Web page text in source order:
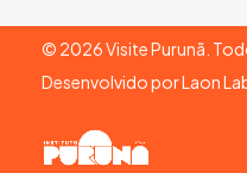
© 2026Visite Purunã.
Desenvolvido porLaon